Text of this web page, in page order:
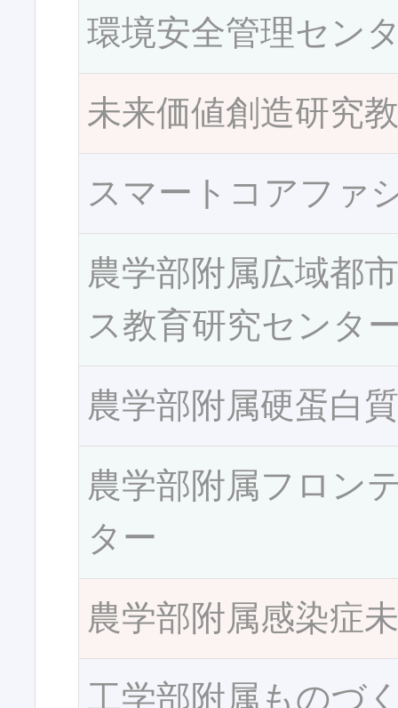
環境安全管理セン
未来価値創造研究
スマートコアファ
農学部附属広域都
ス教育研究センタ
農学部附属硬蛋白
農学部附属フロン
ター
農学部附属感染症
工学部附属ものづ